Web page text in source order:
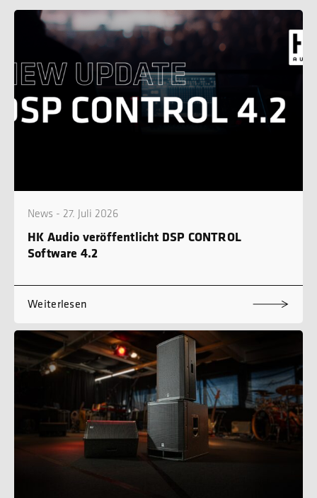
News - 27. Juli 2026
HK Audio veröffentlicht DSP CONTROL
Software 4.2
Weiterlesen